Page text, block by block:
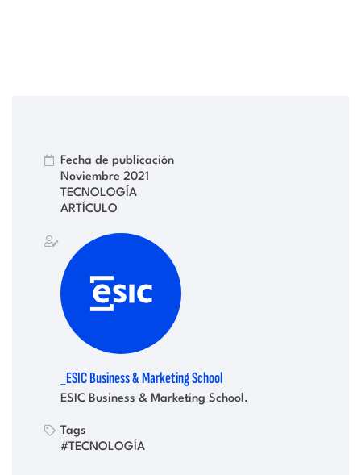
Fecha de publicación
Noviembre 2021
TECNOLOGÍA
ARTÍCULO
_ESIC Business & Marketing School
ESIC Business & Marketing School.
Tags
#TECNOLOGÍA